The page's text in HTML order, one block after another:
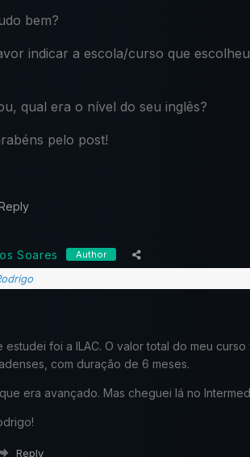
bem?
indicar a escola/curso que
qual era o nível do seu inglês?
pelo post!
Soares Author
estudei foi a ILAC. O valor total do meu
com duração de 6 meses.
era avançado. Mas cheguei lá no
Reply